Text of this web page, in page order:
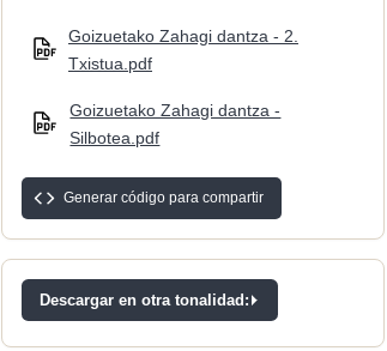
Goizuetako Zahagi dantza - 2.
Txistua.pdf
Goizuetako Zahagi dantza -
Silbotea.pdf
Generar código para compartir
Descargar en otra tonalidad: